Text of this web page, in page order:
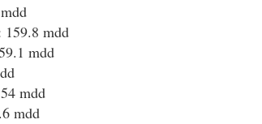
159.8 mdd
mdd
mdd
mdd